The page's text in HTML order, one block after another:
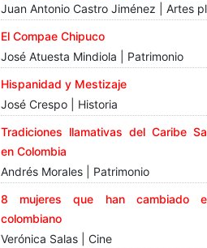
Juan Antonio Castro Jiménez | Artes
El Compae Chipuco
José Atuesta Mindiola | Patrimonio
Hispanidad y Mestizaje
José Crespo | Historia
Tradiciones llamativas del Caribe
en Colombia
Andrés Morales | Patrimonio
8 mujeres que han cambiado
colombiano
Verónica Salas | Cine